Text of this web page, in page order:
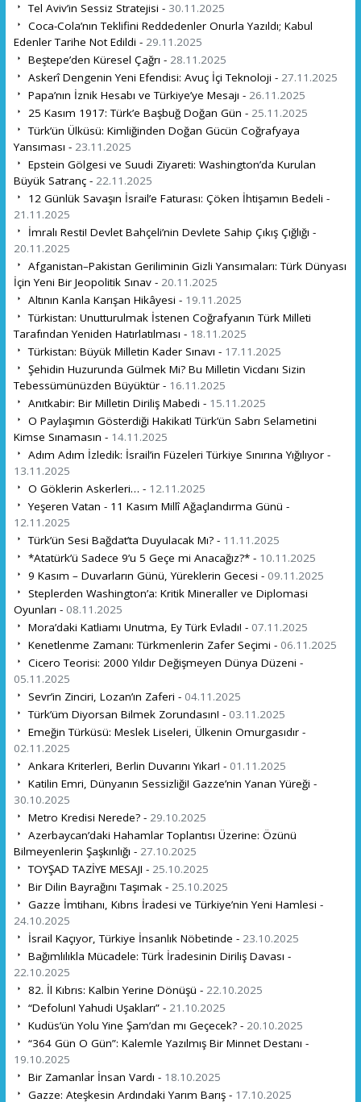
Tel Aviv’in Sessiz Stratejisi - 30.11.2025
Coca-Cola’nın Teklifini Reddedenler Onurla Yazıldı; Kabul
Edenler Tarihe Not Edildi - 29.11.2025
Beştepe’den Küresel Çağrı - 28.11.2025
Askerî Dengenin Yeni Efendisi: Avuç İçi Teknoloji - 27.11.2025
Papa’nın İznik Hesabı ve Türkiye’ye Mesajı - 26.11.2025
25 Kasım 1917: Türk’e Başbuğ Doğan Gün - 25.11.2025
Türk’ün Ülküsü: Kimliğinden Doğan Gücün Coğrafyaya
Yansıması - 23.11.2025
Epstein Gölgesi ve Suudi Ziyareti: Washington’da Kurulan
Büyük Satranç - 22.11.2025
12 Günlük Savaşın İsrail’e Faturası: Çöken İhtişamın Bedeli -
21.11.2025
İmralı Resti! Devlet Bahçeli’nin Devlete Sahip Çıkış Çığlığı -
20.11.2025
Afganistan–Pakistan Geriliminin Gizli Yansımaları: Türk Dünyası
İçin Yeni Bir Jeopolitik Sınav - 20.11.2025
Altının Kanla Karışan Hikâyesi - 19.11.2025
Türkistan: Unutturulmak İstenen Coğrafyanın Türk Milleti
Tarafından Yeniden Hatırlatılması - 18.11.2025
Türkistan: Büyük Milletin Kader Sınavı - 17.11.2025
Şehidin Huzurunda Gülmek Mi? Bu Milletin Vicdanı Sizin
Tebessümünüzden Büyüktür - 16.11.2025
Anıtkabir: Bir Milletin Diriliş Mabedi - 15.11.2025
O Paylaşımın Gösterdiği Hakikat! Türk’ün Sabrı Selametini
Kimse Sınamasın - 14.11.2025
Adım Adım İzledik: İsrail’in Füzeleri Türkiye Sınırına Yığılıyor -
13.11.2025
O Göklerin Askerleri… - 12.11.2025
Yeşeren Vatan - 11 Kasım Millî Ağaçlandırma Günü -
12.11.2025
Türk’ün Sesi Bağdat’ta Duyulacak Mı? - 11.11.2025
*Atatürk’ü Sadece 9’u 5 Geçe mi Anacağız?* - 10.11.2025
9 Kasım – Duvarların Günü, Yüreklerin Gecesi - 09.11.2025
Steplerden Washington’a: Kritik Mineraller ve Diplomasi
Oyunları - 08.11.2025
Mora’daki Katliamı Unutma, Ey Türk Evladı! - 07.11.2025
Kenetlenme Zamanı: Türkmenlerin Zafer Seçimi - 06.11.2025
Cicero Teorisi: 2000 Yıldır Değişmeyen Dünya Düzeni -
05.11.2025
Sevr’in Zinciri, Lozan’ın Zaferi - 04.11.2025
Türk’üm Diyorsan Bilmek Zorundasın! - 03.11.2025
Emeğin Türküsü: Meslek Liseleri, Ülkenin Omurgasıdır -
02.11.2025
Ankara Kriterleri, Berlin Duvarını Yıkar! - 01.11.2025
Katilin Emri, Dünyanın Sessizliği! Gazze’nin Yanan Yüreği -
30.10.2025
Metro Kredisi Nerede? - 29.10.2025
Azerbaycan’daki Hahamlar Toplantısı Üzerine: Özünü
Bilmeyenlerin Şaşkınlığı - 27.10.2025
TOYŞAD TAZİYE MESAJI - 25.10.2025
Bir Dilin Bayrağını Taşımak - 25.10.2025
Gazze İmtihanı, Kıbrıs İradesi ve Türkiye’nin Yeni Hamlesi -
24.10.2025
İsrail Kaçıyor, Türkiye İnsanlık Nöbetinde - 23.10.2025
Bağımlılıkla Mücadele: Türk İradesinin Diriliş Davası -
22.10.2025
82. İl Kıbrıs: Kalbin Yerine Dönüşü - 22.10.2025
“Defolun! Yahudi Uşakları” - 21.10.2025
Kudüs’ün Yolu Yine Şam’dan mı Geçecek? - 20.10.2025
“364 Gün O Gün”: Kalemle Yazılmış Bir Minnet Destanı -
19.10.2025
Bir Zamanlar İnsan Vardı - 18.10.2025
Gazze: Ateşkesin Ardındaki Yarım Barış - 17.10.2025